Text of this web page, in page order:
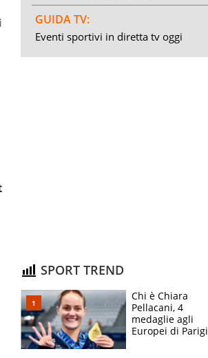
GUIDA TV:
Eventi sportivi in diretta tv oggi
SPORT TREND
Chi è Chiara
Pellacani, 4
medaglie agli
Europei di Parigi